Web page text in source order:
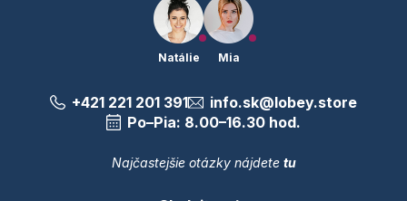
Natálie Mia
+421 221 201 391
info.sk@lobey.store
Po–Pia: 8.00–16.30 hod.
Najčastejšie otázky nájdete tu